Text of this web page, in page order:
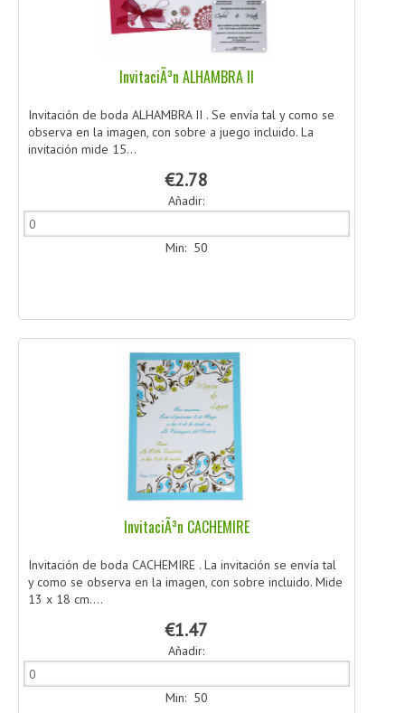
InvitaciÃ³n ALHAMBRA II
Invitación de boda ALHAMBRA II . Se envía tal y como se
observa en la imagen, con sobre a juego incluido. La
invitación mide 15...
€2.78
Añadir:
Min: 50
InvitaciÃ³n CACHEMIRE
Invitación de boda CACHEMIRE . La invitación se envía tal
y como se observa en la imagen, con sobre incluido. Mide
13 x 18 cm....
€1.47
Añadir:
Min: 50